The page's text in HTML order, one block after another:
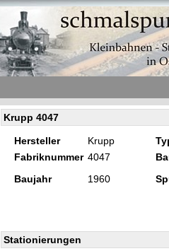
Krupp 4047
Hersteller Krupp
Fabriknummer 4047
Baujahr
1960
Stationierungen